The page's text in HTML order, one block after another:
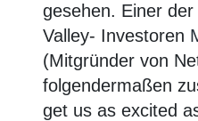
gesehen. Einer
Valley- Investoren
(Mitgründer von
folgendermaßen
get us as excited